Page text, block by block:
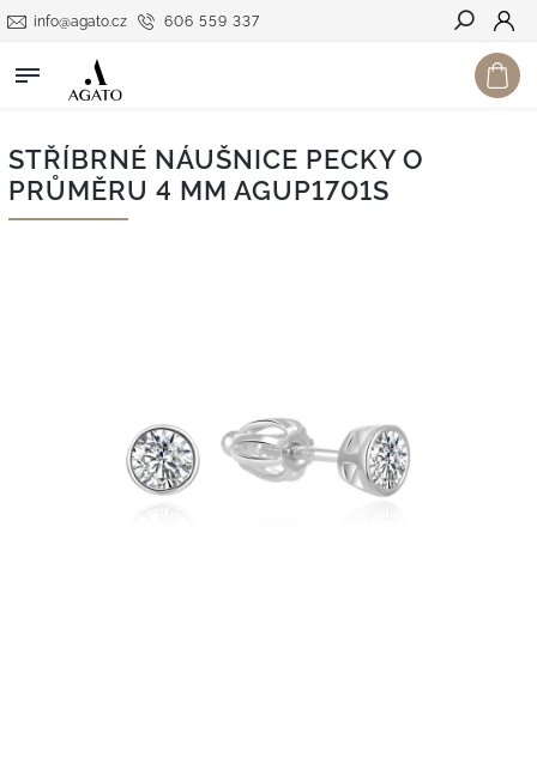
606 559 337
info@agato.cz
Hledat
STŘÍBRNÉ NÁUŠNICE PECKY O
PRŮMĚRU 4 MM AGUP1701S